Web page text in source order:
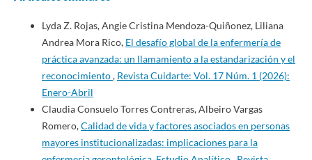
Lyda Z. Rojas, Angie Cristina Mendoza-Quiñonez, Liliana
Andrea Mora Rico, El desafío global de la enfermería de
práctica avanzada: un llamamiento a la estandarización y el
reconocimiento, Revista Cuidarte: Vol. 17 Núm. 1 (2026):
Enero-Abril
Claudia Consuelo Torres Contreras, Albeiro Vargas
Romero,Calidad de vida y factores asociados en personas
mayores institucionalizadas: implicaciones para la